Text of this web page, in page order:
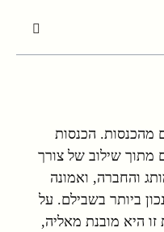
מהכנסות. הכנסות
מתוך שילוב של צורך
והחברה, ואמונה
ביותר בשבילם. על
היא מובנת מאליה,